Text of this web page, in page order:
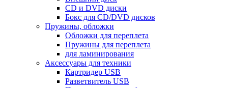
CD и DVD диски
Бокс для CD/DVD дисков
Пружины, обложки
Обложки для переплета
Пружины для переплета
для ламинирования
Аксессуары для техники
Картридер USB
Разветвитель USB